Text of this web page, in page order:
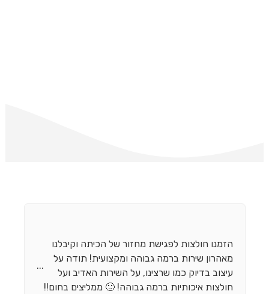
הזמנו חולצות לפגישת מחזור של הכיתה וקיבלנו
מאהרון שירות ברמה גבוהה ומקצועית! תודה על
עיצוב בדיוק כמו שרצינו, על השירות האדיב ועל
חולצות איכותיות ברמה גבוהה! 🙂 ממליצים בחום!!
...